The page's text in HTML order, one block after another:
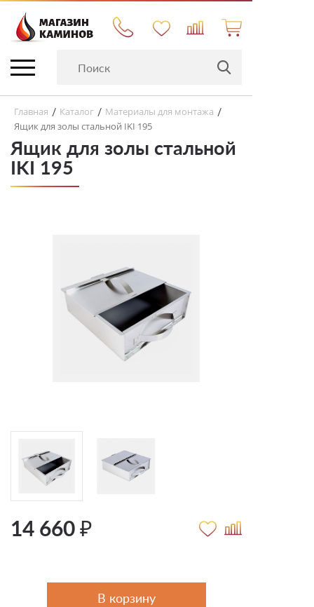
Главная / Каталог / Материалы для монтажа /
Ящик для золы стальной IKI 195
Ящик для золы стальной
IKI 195
14 660 ₽
В корзину